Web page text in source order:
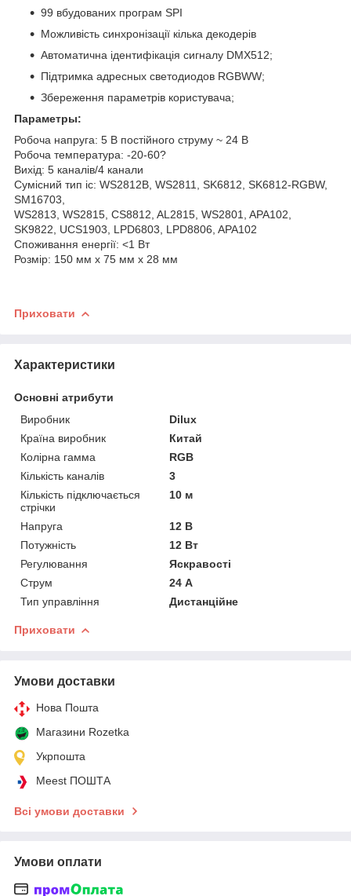
99 вбудованих програм SPI
Можливість синхронізації кілька декодерів
Автоматична ідентифікація сигналу DMX512;
Підтримка адресных светодиодов RGBWW;
Збереження параметрів користувача;
Параметры:
Робоча напруга: 5 В постійного струму ~ 24 В
Робоча температура: -20-60?
Вихід: 5 каналів/4 канали
Сумісний тип ic: WS2812B, WS2811, SK6812, SK6812-RGBW,
SM16703,
WS2813, WS2815, CS8812, AL2815, WS2801, APA102,
SK9822, UCS1903, LPD6803, LPD8806, APA102
Споживання енергії: <1 Вт
Розмір: 150 мм х 75 мм х 28 мм
Приховати
Характеристики
Основні атрибути
Виробник
Dilux
Країна виробник
Китай
Колірна гамма
RGB
Кількість каналів
3
Кількість підключається
стрічки
10 м
Напруга
12 В
Потужність
12 Вт
Регулювання
Яскравості
Струм
24 А
Тип управління
Дистанційне
Приховати
Умови доставки
Нова Пошта
Магазини Rozetka
Укрпошта
Meest ПОШТА
Всі умови доставки
Умови оплати